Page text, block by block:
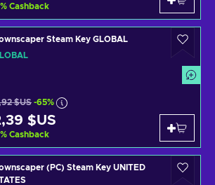
% Cashback
Steam Key GLOBAL
$US -65%
$US
% Cashback
(PC) Steam Key UNITED